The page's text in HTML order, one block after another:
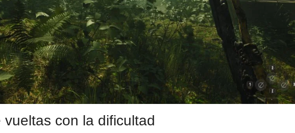
con la dificultad